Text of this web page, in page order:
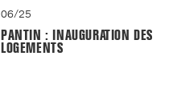
06/25
PANTIN : INAUGURATION DES
LOGEMENTS